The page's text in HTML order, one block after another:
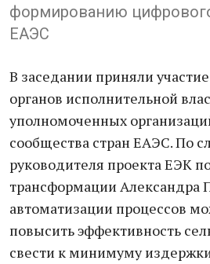
формированию
ЕАЭС
В заседании приняли
органов исполнительной
уполномоченных
сообщества стран ЕАЭС. По
руководителя проекта ЕЭК
трансформации Александра
автоматизации процессов
повысить эффективность
свести к минимуму